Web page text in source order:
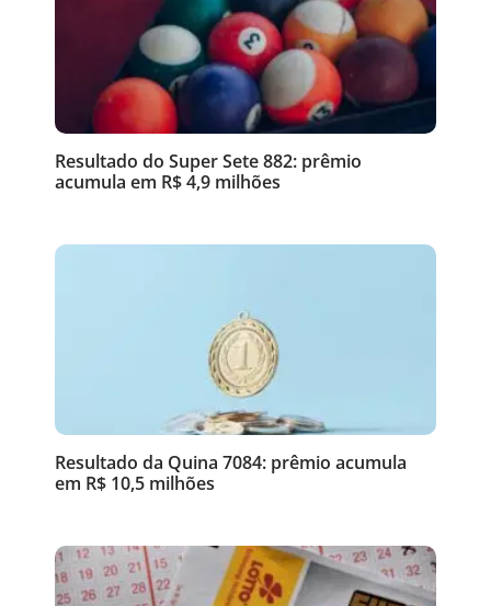
Resultado do Super Sete 882: prêmio
acumula em R$ 4,9 milhões
Resultado da Quina 7084: prêmio acumula
em R$ 10,5 milhões